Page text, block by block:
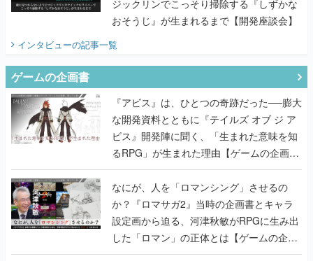
『アビス』は、ひとつの奇跡だった──膨大
な開発資料とともに『テイルズ オブ ジ ア
るRPG」が生まれた理由【ゲームの企画
書】
なにが、人を「ロマンシング」させるの
か？『ロマサガ2』当時の企画書とキャラ
設定画から迫る、河津秋敏がRPGに生み出
した「ロマン」の正体とは【ゲームの企画
書】
『ガンパレ』の企画書、ついに公開━初代
PSの伝説的タイトルは、なぜ生まれたの
か？そして『LOOP8』へ受け継がれたもの